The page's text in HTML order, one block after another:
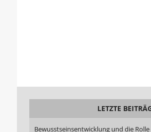
LETZTE
Bewusstseinsentwicklung und die Rolle